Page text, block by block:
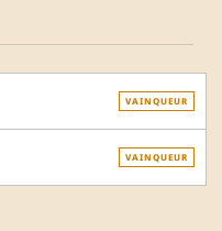
VAINQUEUR
VAINQUEUR